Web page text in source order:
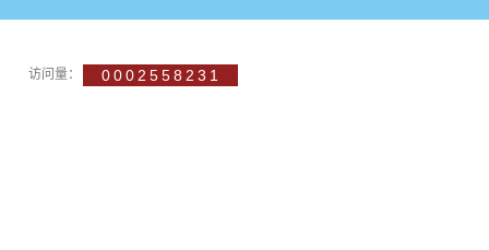
访问量： 0002558231